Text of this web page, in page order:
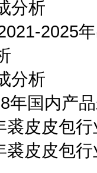
析
2025年
析
国内产品
皮包行
皮包行